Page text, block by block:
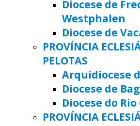
Diocese de
Westphalen
Diocese de
PROVÍNCIA
PELOTAS
Arquidiocese
Diocese de
Diocese do
PROVÍNCIA